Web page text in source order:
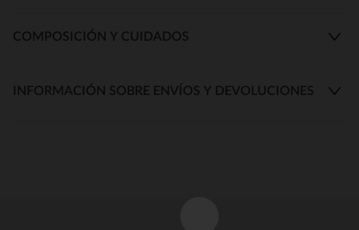
COMPOSICIÓN Y CUIDADOS
INFORMACIÓN SOBRE ENVÍOS Y DEVOLUCIONES